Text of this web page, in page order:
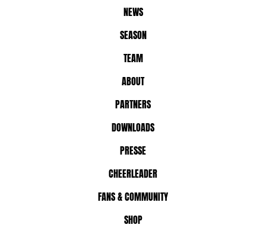
NEWS
SEASON
TEAM
ABOUT
PARTNERS
DOWNLOADS
PRESSE
CHEERLEADER
FANS & COMMUNITY
SHOP